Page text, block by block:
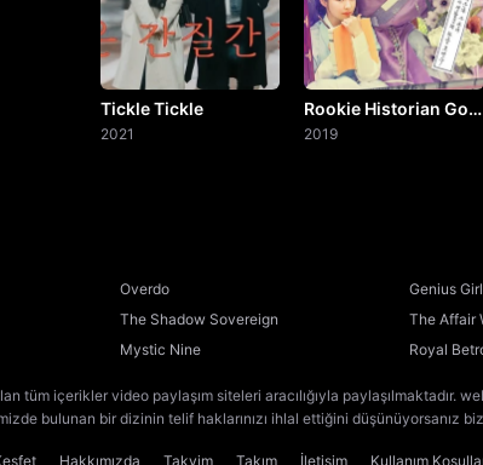
Tickle Tickle
2021
Rookie Historian Goo
Hae Ryung
2019
Overdo
Genius
The Shadow Sovereign
The Affair
Mystic Nine Royal
tüm içerikler video paylaşım siteleri aracılığıyla paylaşılmaktadır.
bulunan bir dizinin telif haklarınızı ihlal ettiğini düşünüyorsanız
Hakkımızda Takvim Takım İletişim Kullanım